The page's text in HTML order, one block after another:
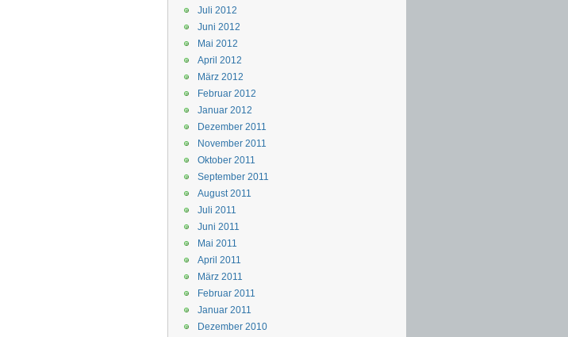
Juli 2012
Juni 2012
Mai 2012
April 2012
März 2012
Februar 2012
Januar 2012
Dezember 2011
November 2011
Oktober 2011
September 2011
August 2011
Juli 2011
Juni 2011
Mai 2011
April 2011
März 2011
Februar 2011
Januar 2011
Dezember 2010